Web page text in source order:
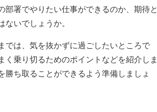
署でやりたい仕事ができるのか、期待と
いでしょうか。
では、気を抜かずに過ごしたいところで
乗り切るためのポイントなどを紹介しま
ち取ることができるよう準備しましょ